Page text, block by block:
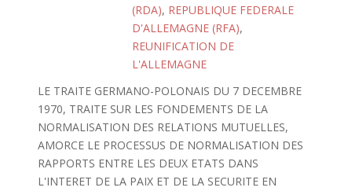
(RDA), REPUBLIQUE FEDERALE
D'ALLEMAGNE (RFA),
REUNIFICATION DE
L'ALLEMAGNE
LE TRAITE GERMANO-POLONAIS DU 7 DECEMBRE
1970, TRAITE SUR LES FONDEMENTS DE LA
NORMALISATION DES RELATIONS MUTUELLES,
AMORCE LE PROCESSUS DE NORMALISATION DES
RAPPORTS ENTRE LES DEUX ETATS DANS
L'INTERET DE LA PAIX ET DE LA SECURITE EN